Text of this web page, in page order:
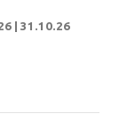
| 31.10.26